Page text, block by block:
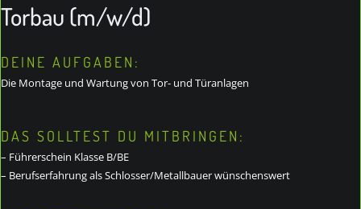
Torbau (m/w/d)
DEINE AUFGABEN:
Die Montage und Wartung von Tor- und Türanlagen
DAS SOLLTEST DU MITBRINGEN:
– Führerschein Klasse B/BE
– Berufserfahrung als Schlosser/Metallbauer wünschenswert